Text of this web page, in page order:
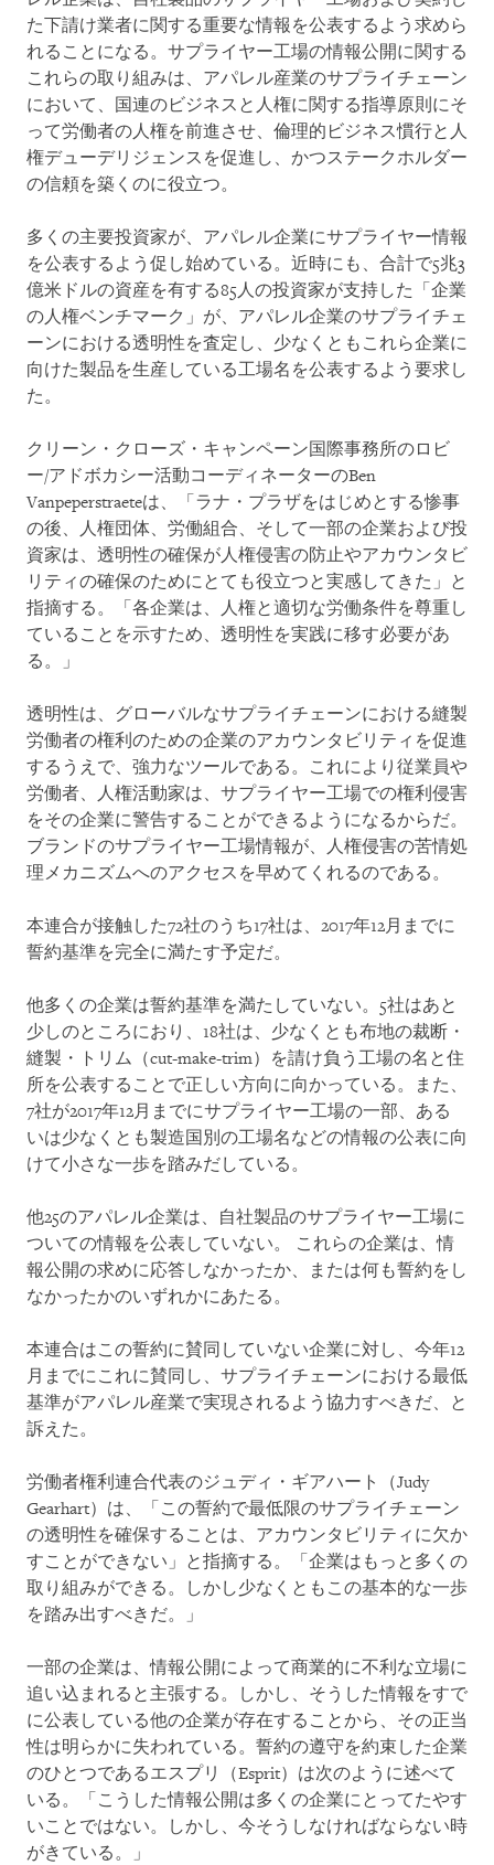
た下請け業者に関する重要な情報を公表するよう求めら
れることになる。サプライヤー工場の情報公開に関する
これらの取り組みは、アパレル産業のサプライチェーン
において、国連のビジネスと人権に関する指導原則にそ
って労働者の人権を前進させ、倫理的ビジネス慣行と人
権デューデリジェンスを促進し、かつステークホルダー
の信頼を築くのに役立つ。
多くの主要投資家が、アパレル企業にサプライヤー情報
を公表するよう促し始めている。近時にも、合計で5兆3
億米ドルの資産を有する85人の投資家が支持した「企業
の人権ベンチマーク」が、アパレル企業のサプライチェ
ーンにおける透明性を査定し、少なくともこれら企業に
向けた製品を生産している工場名を公表するよう要求し
た。
クリーン・クローズ・キャンペーン国際事務所のロビ
ー/アドボカシー活動コーディネーターのBen
Vanpeperstraeteは、「ラナ・プラザをはじめとする惨事
の後、人権団体、労働組合、そして一部の企業および投
資家は、透明性の確保が人権侵害の防止やアカウンタビ
リティの確保のためにとても役立つと実感してきた」と
指摘する。「各企業は、人権と適切な労働条件を尊重し
ていることを示すため、透明性を実践に移す必要があ
る。」
透明性は、グローバルなサプライチェーンにおける縫製
労働者の権利のための企業のアカウンタビリティを促進
するうえで、強力なツールである。これにより従業員や
労働者、人権活動家は、サプライヤー工場での権利侵害
をその企業に警告することができるようになるからだ。
ブランドのサプライヤー工場情報が、人権侵害の苦情処
理メカニズムへのアクセスを早めてくれるのである。
本連合が接触した72社のうち17社は、2017年12月までに
誓約基準を完全に満たす予定だ。
他多くの企業は誓約基準を満たしていない。5社はあと
少しのところにおり、18社は、少なくとも布地の裁断・
縫製・トリム（cut-make-trim）を請け負う工場の名と住
所を公表することで正しい方向に向かっている。また、
7社が2017年12月までにサプライヤー工場の一部、ある
いは少なくとも製造国別の工場名などの情報の公表に向
けて小さな一歩を踏みだしている。
他25のアパレル企業は、自社製品のサプライヤー工場に
ついての情報を公表していない。 これらの企業は、情
報公開の求めに応答しなかったか、または何も誓約をし
なかったかのいずれかにあたる。
本連合はこの誓約に賛同していない企業に対し、今年12
月までにこれに賛同し、サプライチェーンにおける最低
基準がアパレル産業で実現されるよう協力すべきだ、と
訴えた。
労働者権利連合代表のジュディ・ギアハート（Judy
Gearhart）は、「この誓約で最低限のサプライチェーン
の透明性を確保することは、アカウンタビリティに欠か
すことができない」と指摘する。「企業はもっと多くの
取り組みができる。しかし少なくともこの基本的な一歩
を踏み出すべきだ。」
一部の企業は、情報公開によって商業的に不利な立場に
追い込まれると主張する。しかし、そうした情報をすで
に公表している他の企業が存在することから、その正当
性は明らかに失われている。誓約の遵守を約束した企業
のひとつであるエスプリ（Esprit）は次のように述べて
いる。「こうした情報公開は多くの企業にとってたやす
いことではない。しかし、今そうしなければならない時
がきている。」